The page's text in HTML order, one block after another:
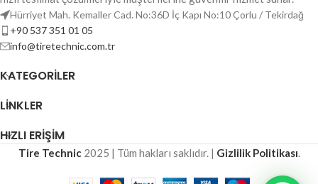
Hürriyet Mah. Kemaller Cad. No:36D İç Kapı No:10 Çorlu / Tekirdağ
+90 537 351 01 05
info@tiretechnic.com.tr
KATEGORILER
LINKLER
HIZLI ERİŞİM
Tire Technic 2025 | Tüm hakları saklıdır. | Gizlilik Politikası.